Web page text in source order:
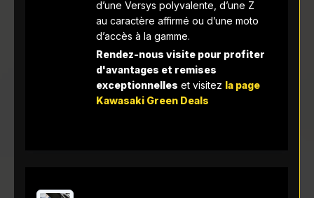
d’une Versys polyvalente, d’une Z
au caractère affirmé ou d’une moto
d’accès à la gamme.
Rendez-nous visite pour profiter
d'avantages et remises
exceptionnelles et visitez la page
Kawasaki Green Deals